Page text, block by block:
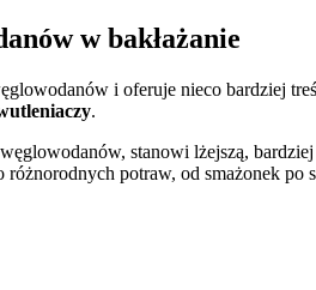
w bakłażanie
i oferuje nieco bardziej
.
stanowi lżejszą,
różnorodnych potraw, od smażonek po